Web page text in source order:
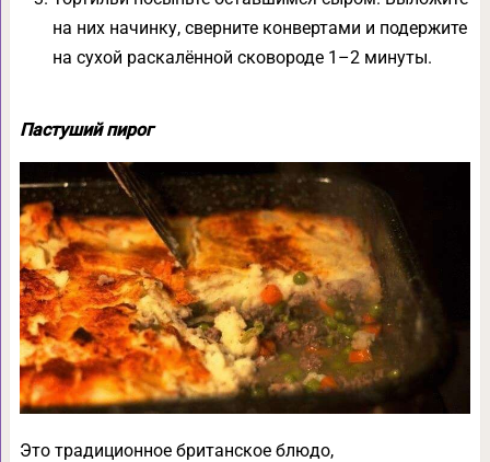
на них начинку, сверните конвертами и подержите
на сухой раскалённой сковороде 1–2 минуты.
Пастуший пирог
Это традиционное британское блюдо,